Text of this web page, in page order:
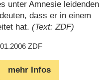
unter Amnesie leidenden
dass er in einem
hat. (Text: ZDF)
ZDF
mehr Infos